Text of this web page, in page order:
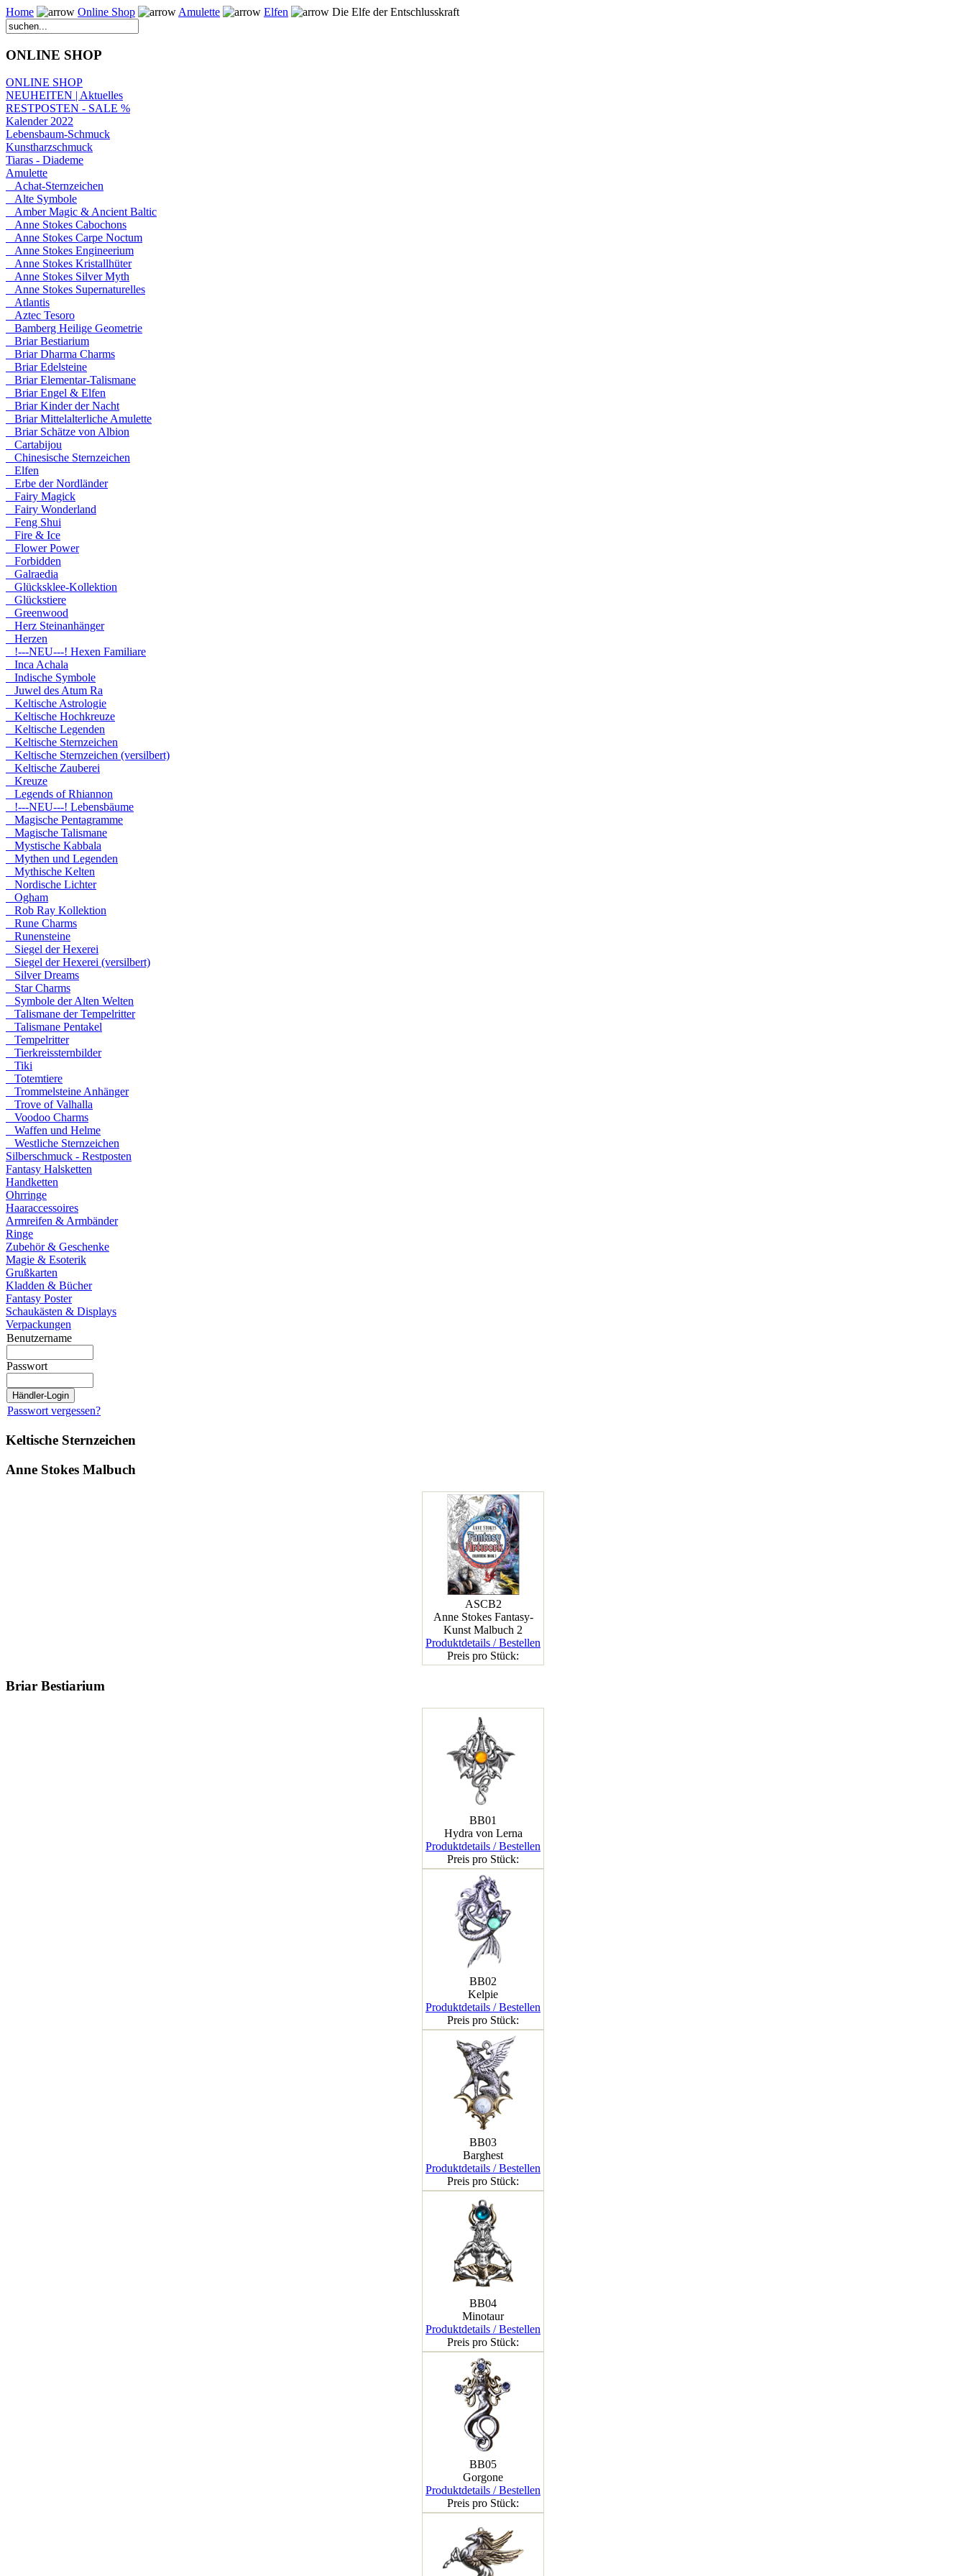
Home Online Shop Amulette Elfen Die Elfe der Entschlusskraft
ONLINE SHOP
ONLINE SHOP
NEUHEITEN | Aktuelles
RESTPOSTEN - SALE %
Kalender 2022
Lebensbaum-Schmuck
Kunstharzschmuck
Tiaras - Diademe
Amulette
Achat-Sternzeichen
Alte Symbole
Amber Magic & Ancient Baltic
Anne Stokes Cabochons
Anne Stokes Carpe Noctum
Anne Stokes Engineerium
Anne Stokes Kristallhüter
Anne Stokes Silver Myth
Anne Stokes Supernaturelles
Atlantis
Aztec Tesoro
Bamberg Heilige Geometrie
Briar Bestiarium
Briar Dharma Charms
Briar Edelsteine
Briar Elementar-Talismane
Briar Engel & Elfen
Briar Kinder der Nacht
Briar Mittelalterliche Amulette
Briar Schätze von Albion
Cartabijou
Chinesische Sternzeichen
Elfen
Erbe der Nordländer
Fairy Magick
Fairy Wonderland
Feng Shui
Fire & Ice
Flower Power
Forbidden
Galraedia
Glücksklee-Kollektion
Glückstiere
Greenwood
Herz Steinanhänger
Herzen
!---NEU---! Hexen Familiare
Inca Achala
Indische Symbole
Juwel des Atum Ra
Keltische Astrologie
Keltische Hochkreuze
Keltische Legenden
Keltische Sternzeichen
Keltische Sternzeichen (versilbert)
Keltische Zauberei
Kreuze
Legends of Rhiannon
!---NEU---! Lebensbäume
Magische Pentagramme
Magische Talismane
Mystische Kabbala
Mythen und Legenden
Mythische Kelten
Nordische Lichter
Ogham
Rob Ray Kollektion
Rune Charms
Runensteine
Siegel der Hexerei
Siegel der Hexerei (versilbert)
Silver Dreams
Star Charms
Symbole der Alten Welten
Talismane der Tempelritter
Talismane Pentakel
Tempelritter
Tierkreissternbilder
Tiki
Totemtiere
Trommelsteine Anhänger
Trove of Valhalla
Voodoo Charms
Waffen und Helme
Westliche Sternzeichen
Silberschmuck - Restposten
Fantasy Halsketten
Handketten
Ohrringe
Haaraccessoires
Armreifen & Armbänder
Ringe
Zubehör & Geschenke
Magie & Esoterik
Grußkarten
Kladden & Bücher
Fantasy Poster
Schaukästen & Displays
Verpackungen
Benutzername
Passwort
Passwort vergessen?
Keltische Sternzeichen
Anne Stokes Malbuch
ASCB2
Anne Stokes Fantasy-
Kunst Malbuch 2
Produktdetails / Bestellen
Preis pro Stück:
Briar Bestiarium
BB01
Hydra von Lerna
Produktdetails / Bestellen
Preis pro Stück:
BB02
Kelpie
Produktdetails / Bestellen
Preis pro Stück:
BB03
Barghest
Produktdetails / Bestellen
Preis pro Stück:
BB04
Minotaur
Produktdetails / Bestellen
Preis pro Stück:
BB05
Gorgone
Produktdetails / Bestellen
Preis pro Stück: